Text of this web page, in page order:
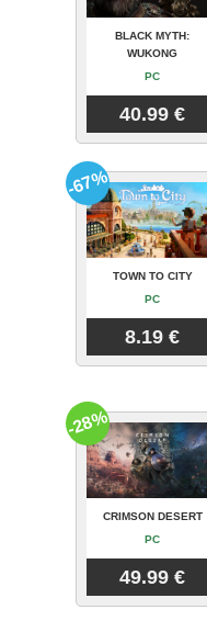
BLACK MYTH:
WUKONG
PC
40.99 €
TOWN TO CITY
PC
8.19 €
-67%
CRIMSON DESERT
PC
49.99 €
-28%